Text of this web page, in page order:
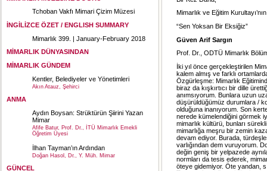
Tchoban Vakfı Mimari Çizim Müzesi
İNGİLİZCE ÖZET / ENGLISH SUMMARY
Mimarlık 399. | January-February 2018
MİMARLIK DÜNYASINDAN
MİMARLIK GÜNDEM
Kentler, Belediyeler ve Yönetimleri
Akın Atauz, Şehirci
ANMA
Aydın Boysan: Strüktürün Şiirini Yazan
Mimar
Afife Batur, Prof. Dr., İTÜ Mimarlık Emekli
Öğretim Üyesi
İlhan Tayman’ın Ardından
Doğan Hasol, Dr., Y. Müh. Mimar
GÜNCEL
Mimarlık ve Eğitim
“Sen Yoksan Bir Eksiğiz”
Güven Arif Sargın
Prof. Dr., ODTÜ Mimarlık
İki yıl önce gerçekleştirilen
kalem almış ve farklı
Özgürleşme: Mimarlık
biraz da kışkırtıcı bir dille
anımsıyorum. Bunlara uzun
düşürüldüğümüz durumlara /
olduğuna inanıyorum. Son
nerede kümelendiğini görmek
mimarlık kültürü, bunları
mimarlığa meşru bir zemin
devam ediyor. Burada,
varlığından dem vuruyorum.
değin geniş bir yelpazede
normları da tesis ederek,
öteye gidemiyor. Öte yandan,